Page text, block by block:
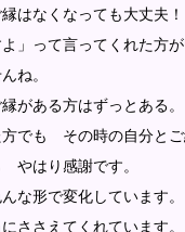
はなくなっても大丈夫！
」って言ってくれた方が
ね。
がある方はずっとある。
でも その時の自分とご
はり感謝です。
な形で変化しています。
ささえてくれています。